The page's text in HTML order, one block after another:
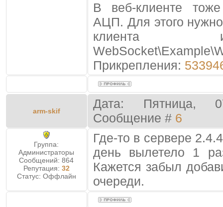
В веб-клиенте
АЦП. Для этого
клиента
Прикрепления:
arm-skif
Дата: Пятница,
Сообщение # 6
Группа:
Администраторы
Сообщений:864
Репутация: 32
Статус: Оффлайн
Где-то в сервере
день вылетело 1
Кажется забыл
очереди.